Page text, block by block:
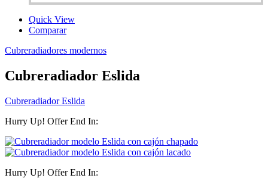
Quick View
Comparar
Cubreradiadores modernos
Cubreradiador Eslida
Cubreradiador Eslida
Hurry Up! Offer End In:
Hurry Up! Offer End In: